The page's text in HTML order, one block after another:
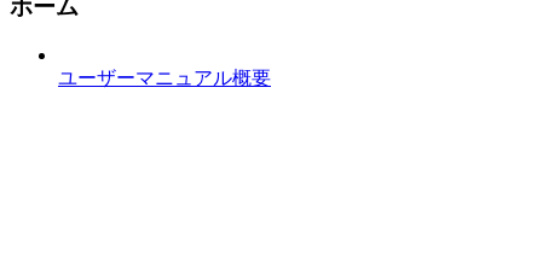
ホーム
ユーザーマニュアル概要